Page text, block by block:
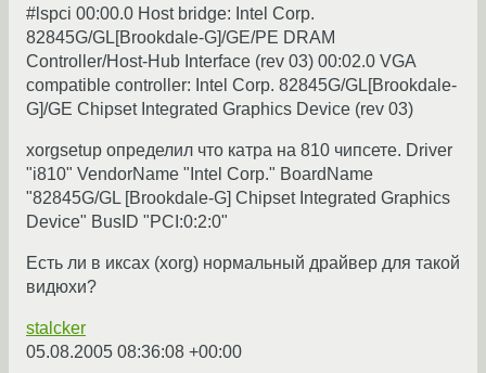
#lspci 00:00.0 Host bridge: Intel Corp.
82845G/GL[Brookdale-G]/GE/PE DRAM
Controller/Host-Hub Interface (rev 03) 00:02.0 VGA
compatible controller: Intel Corp. 82845G/GL[Brookdale-
G]/GE Chipset Integrated Graphics Device (rev 03)
xorgsetup определил что катра на 810 чипсете. Driver
"i810" VendorName "Intel Corp." BoardName
"82845G/GL [Brookdale-G] Chipset Integrated Graphics
Device" BusID "PCI:0:2:0"
Есть ли в иксах (xorg) нормальный драйвер для такой
видюхи?
stalcker
05.08.2005 08:36:08 +00:00